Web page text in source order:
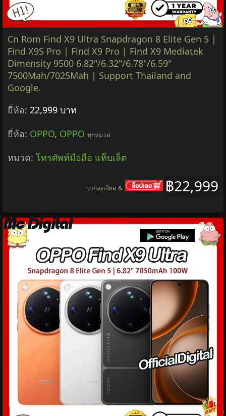
Cn Rom Find X9 Ultra Snapdragon 8 Elite Gen 5 |
Find X9S Pro | Find X9 Pro | Find X9 Mediatek
Dimensity 9500 6.82"/6.32"/6.78"/6.59"
7500Mah/7025Mah | Support Thailand and
Google.
ยี่ห้อ: 22,999 บาท
ยี่ห้อ: OPPO, OPPO ทุกหมวด
หมวด: โทรศัพท์มือถือ แท็บเล็ต
฿22,999
รายละเอียด &